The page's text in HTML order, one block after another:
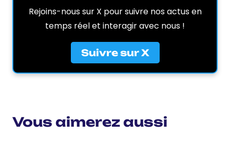
Rejoins-nous sur X pour suivre nos actus en
temps réel et interagir avec nous !
Suivre sur X
Vous aimerez aussi